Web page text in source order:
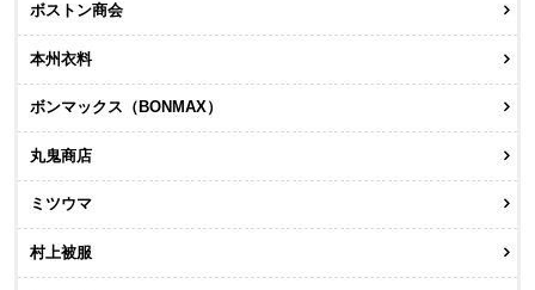
ボストン商会
本州衣料
ボンマックス（BONMAX）
丸鬼商店
ミツウマ
村上被服